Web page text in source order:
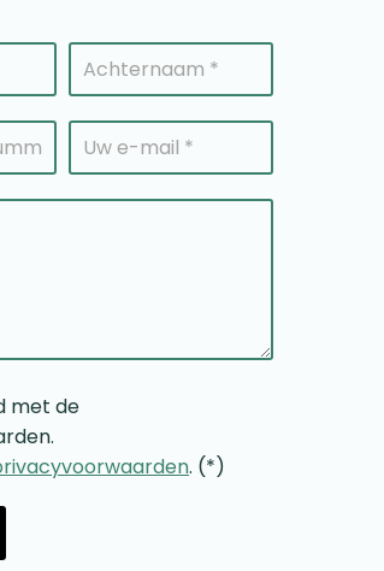
met de
. (*)